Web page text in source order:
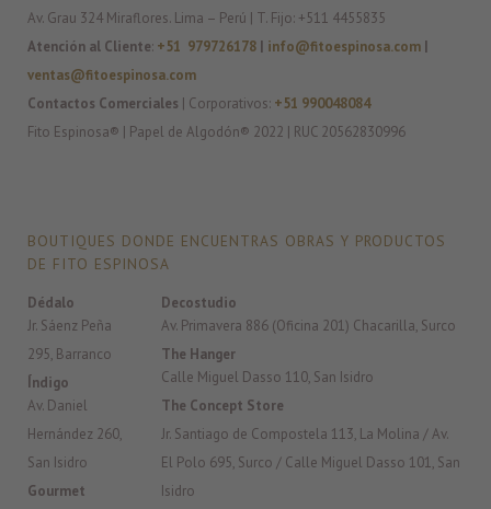
Av. Grau 324 Miraflores. Lima – Perú | T. Fijo: +511 4455835
Atención al Cliente: +51 979726178 | info@fitoespinosa.com |
ventas@fitoespinosa.com
Contactos Comerciales | Corporativos: +51 990048084
Fito Espinosa® | Papel de Algodón® 2022 | RUC 20562830996
BOUTIQUES DONDE ENCUENTRAS OBRAS Y PRODUCTOS
DE FITO ESPINOSA
Dédalo
Jr. Sáenz Peña
295, Barranco
Índigo
Av. Daniel
Hernández 260,
San Isidro
Gourmet
Decostudio
Av. Primavera 886 (Oficina 201) Chacarilla, Surco
The Hanger
Calle Miguel Dasso 110, San Isidro
The Concept Store
Jr. Santiago de Compostela 113, La Molina / Av.
El Polo 695, Surco / Calle Miguel Dasso 101, San
Isidro